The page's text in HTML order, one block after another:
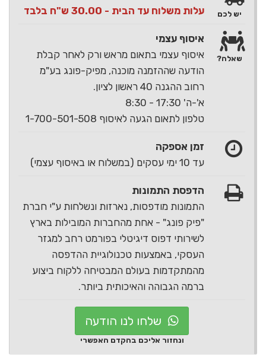
עלות משלוח עד הבית - 30.00 ש"ח בלבד
איסוף עצמי
איסוף עצמי בתאום מראש ורק לאחר קבלת
הודעה שההזמנה מוכנה, מפיק-פונג בע"מ
רחוב ההגנה 40 ראשון לציון.
א'-ה' 17:30 - 8:30
טלפון לתאום הגעה לאיסוף 1-700-501-508
זמן אספקה
עד 10 ימי עסקים (במשלוח או באיסוף עצמי)
הדפסת התמונות
התמונות מודפסות, נארזות ונשלחות ע"י חברת
"פיק פונג" - אחת מהחברות המובילות בארץ
לשירותי דפוס דיגיטלי בפורמט רחב למגזר
העסקי, באמצעות טכנולוגיית ההדפסה
מהמתקדמות בעולם המבטיחה ללקוח ביצוע
ברמה הגבוהה והאיכותית ביותר.
יש לכם
שאלה?
שלחו לנו הודעה
ונחזור אליכם בהקדם האפשרי